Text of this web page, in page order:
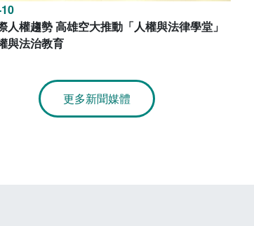
人權趨勢 高雄空大推動「人權與法律學堂」
與法治教育
更多新聞媒體